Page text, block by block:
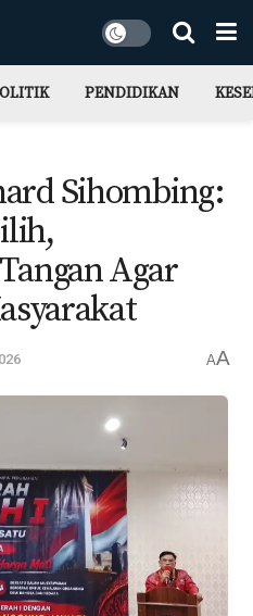
PENDIDIKAN
Sihombing:
Agar
AA